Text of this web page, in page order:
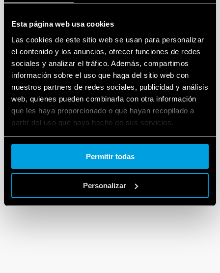
Esta página web usa cookies
Las cookies de este sitio web se usan para personalizar
el contenido y los anuncios, ofrecer funciones de redes
sociales y analizar el tráfico. Además, compartimos
información sobre el uso que haga del sitio web con
nuestros partners de redes sociales, publicidad y análisis
web, quienes pueden combinarla con otra información
que les haya proporcionado o que hayan recopilado a
partir del uso que haya hecho de sus servicios.
Cookie policy.
Permitir todas
Personalizar